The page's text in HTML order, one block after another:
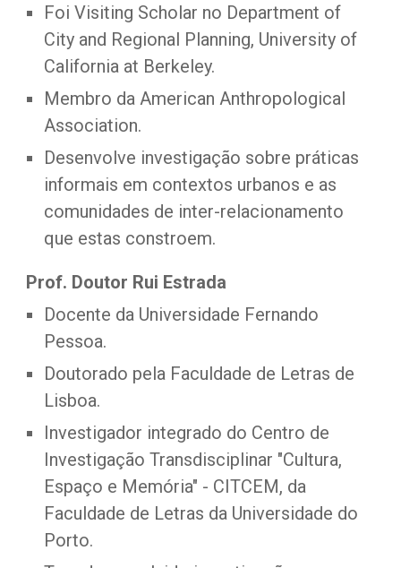
Foi Visiting Scholar no Department of
City and Regional Planning, University of
California at Berkeley.
Membro da American Anthropological
Association.
Desenvolve investigação sobre práticas
informais em contextos urbanos e as
comunidades de inter-relacionamento
que estas constroem.
Prof. Doutor Rui Estrada
Docente da Universidade Fernando
Pessoa.
Doutorado pela Faculdade de Letras de
Lisboa.
Investigador integrado do Centro de
Investigação Transdisciplinar "Cultura,
Espaço e Memória" - CITCEM, da
Faculdade de Letras da Universidade do
Porto.